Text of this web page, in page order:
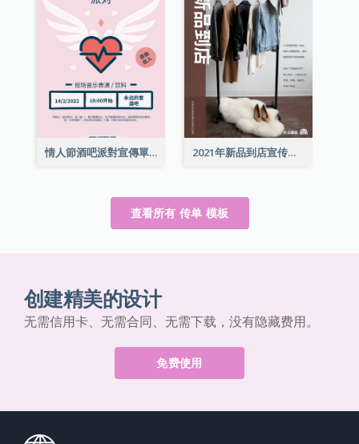
情人節酒吧派對宣傳單張 2021年新品到店宣传单张
查看所有 传单 模板
创建精美的设计
无需信用卡、无需合同、无需下载，没有隐藏费用。
免费使用